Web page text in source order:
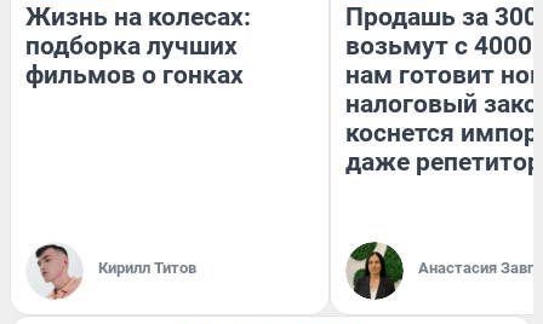
Жизнь на колесах:
подборка лучших
фильмов о гонках
Кирилл Титов
Продашь за
возьмут с
нам готовит
налоговый
коснется
даже
Анастасия